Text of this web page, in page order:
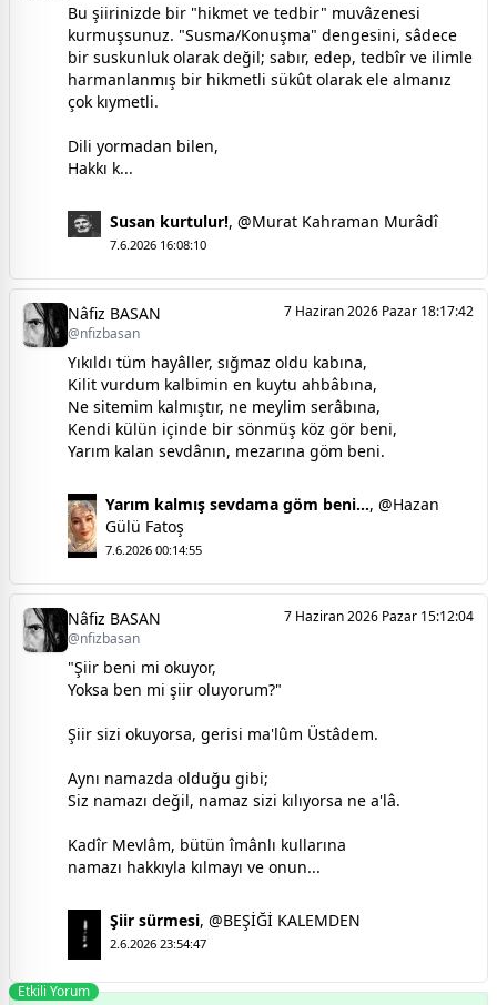
Bu şiirinizde bir "hikmet ve tedbir" muvâzenesi
kurmuşsunuz. "Susma/Konuşma" dengesini, sâdece
bir suskunluk olarak değil; sabır, edep, tedbîr ve ilimle
harmanlanmış bir hikmetli sükût olarak ele almanız
çok kıymetli.
Dili yormadan bilen,
Hakkı k...
Susan kurtulur!, @Murat Kahraman Murâdî
7.6.2026 16:08:10
Nâfiz BASAN
@nfizbasan
7 Haziran 2026 Pazar 18:17:42
Yıkıldı tüm hayâller, sığmaz oldu kabına,
Kilit vurdum kalbimin en kuytu ahbâbına,
Ne sitemim kalmıştır, ne meylim serâbına,
Kendi külün içinde bir sönmüş köz gör beni,
Yarım kalan sevdânın, mezarına göm beni.
Yarım kalmış sevdama göm beni...,@Hazan
Gülü Fatoş
7.6.2026 00:14:55
Nâfiz BASAN
@nfizbasan
7 Haziran 2026 Pazar 15:12:04
"Şiir beni mi okuyor,
Yoksa ben mi şiir oluyorum?"
Şiir sizi okuyorsa, gerisi ma'lûm Üstâdem.
Aynı namazda olduğu gibi;
Siz namazı değil, namaz sizi kılıyorsa ne a'lâ.
Kadîr Mevlâm, bütün îmânlı kullarına
namazı hakkıyla kılmayı ve onun...
Şiir sürmesi, @BEŞİĞİ KALEMDEN
2.6.2026 23:54:47
Etkili Yorum